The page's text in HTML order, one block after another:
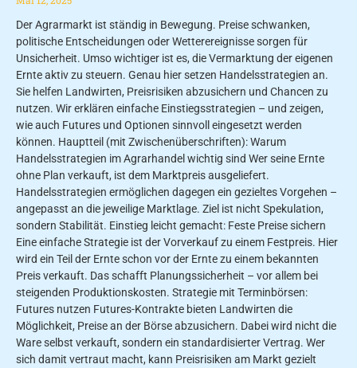
Der Agrarmarkt ist ständig in Bewegung. Preise schwanken,
politische Entscheidungen oder Wetterereignisse sorgen für
Unsicherheit. Umso wichtiger ist es, die Vermarktung der eigenen
Ernte aktiv zu steuern. Genau hier setzen Handelsstrategien an.
Sie helfen Landwirten, Preisrisiken abzusichern und Chancen zu
nutzen. Wir erklären einfache Einstiegsstrategien – und zeigen,
wie auch Futures und Optionen sinnvoll eingesetzt werden
können. Hauptteil (mit Zwischenüberschriften): Warum
Handelsstrategien im Agrarhandel wichtig sind Wer seine Ernte
ohne Plan verkauft, ist dem Marktpreis ausgeliefert.
Handelsstrategien ermöglichen dagegen ein gezieltes Vorgehen –
angepasst an die jeweilige Marktlage. Ziel ist nicht Spekulation,
sondern Stabilität. Einstieg leicht gemacht: Feste Preise sichern
Eine einfache Strategie ist der Vorverkauf zu einem Festpreis. Hier
wird ein Teil der Ernte schon vor der Ernte zu einem bekannten
Preis verkauft. Das schafft Planungssicherheit – vor allem bei
steigenden Produktionskosten. Strategie mit Terminbörsen:
Futures nutzen Futures-Kontrakte bieten Landwirten die
Möglichkeit, Preise an der Börse abzusichern. Dabei wird nicht die
Ware selbst verkauft, sondern ein standardisierter Vertrag. Wer
sich damit vertraut macht, kann Preisrisiken am Markt gezielt